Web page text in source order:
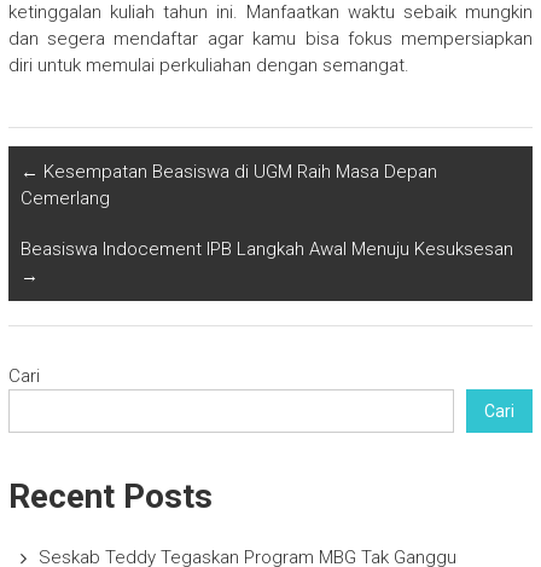
ketinggalan kuliah tahun ini. Manfaatkan waktu sebaik mungkin
dan segera mendaftar agar kamu bisa fokus mempersiapkan
diri untuk memulai perkuliahan dengan semangat.
← Kesempatan Beasiswa di UGM Raih Masa Depan
Cemerlang
Beasiswa Indocement IPB Langkah Awal Menuju Kesuksesan
→
Cari
Cari
Recent Posts
Seskab Teddy Tegaskan Program MBG Tak Ganggu